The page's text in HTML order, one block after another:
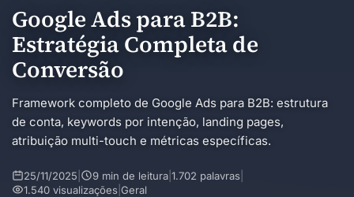
Google Ads para B2B:
Estratégia Completa de
Conversão
Framework completo de Google Ads para B2B: estrutura
de conta, keywords por intenção, landing pages,
atribuição multi-touch e métricas específicas.
25/11/2025 9 min de leitura 1.702 palavras
1.540 visualizações Geral